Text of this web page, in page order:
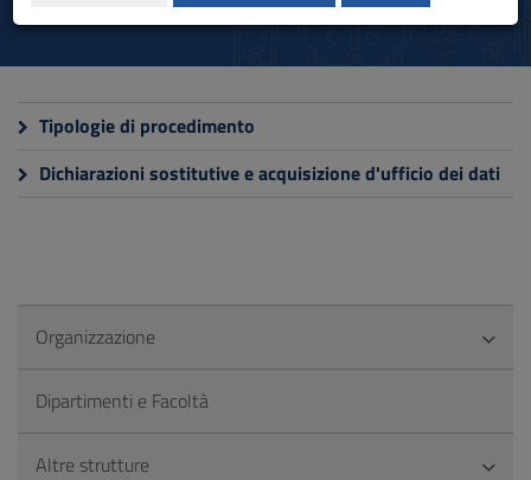
navigazione
sito
al
Footer
Tipologie di procedimento
Dichiarazioni sostitutive e acquisizione d'ufficio dei dati
Organizzazione
Dipartimenti e Facoltà
Altre strutture